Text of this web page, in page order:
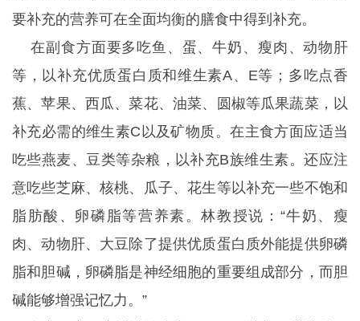
要补充的营养可在全面均衡的膳食中得到补充。
在副食方面要多吃鱼、蛋、牛奶、瘦肉、动物肝
等，以补充优质蛋白质和维生素A、E等；多吃点香
蕉、苹果、西瓜、菜花、油菜、圆椒等瓜果蔬菜，以
补充必需的维生素C以及矿物质。在主食方面应适当
吃些燕麦、豆类等杂粮，以补充B族维生素。还应注
意吃些芝麻、核桃、瓜子、花生等以补充一些不饱和
脂肪酸、卵磷脂等营养素。林教授说：“牛奶、瘦
肉、动物肝、大豆除了提供优质蛋白质外能提供卵磷
脂和胆碱，卵磷脂是神经细胞的重要组成部分，而胆
碱能够增强记忆力。”